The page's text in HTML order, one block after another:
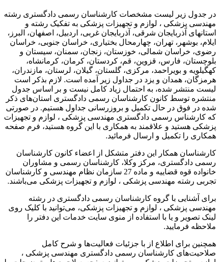
در جدول زیر لیست مشخصات کارشناسان رسمی دادگستری رشته
مهندسی پزشکی ، لوازم و تجهیزات پزشکی به تفکیک رشته و
استانهای آذربایجان شرقی، آذربایجان غربی، اردبیل، اصفهان، البرز،
ایلام، بوشهر، تهران، چهارمحال بختیاری، خراسان جنوبی، خراسان
رضوی، خراسان شمالی، خوزستان، زنجان، سمنان، سیستان و
بلوچستان، فارس، قزوین، قم، کردستان، کرمان، کرمانشاه،
کهگیلویه و بویراحمد، مرکزی، گلستان، گیلان، لرستان، مازندران،
هرمزگان، همدان و یزد در جداول زیر آمده است. لازم بذکر است
لیست منتشر شده، به احتمال زیاد کامل نیست و بر اساس جدول
منتشره توسط کانون کارشناسان رسمی دادگستری استان‌های ذکر
شده در فوق در حال تکمیل و بروزرسانی جداول هستیم. در صورتی
که کارشناس رسمی دادگستری مهندسی پزشکی ، لوازم و تجهیزات
پزشکی هستید و علاقمند به همکاری با این گروه هستید، فرم صفحه
همکاری را تکمیل و ارسال فرمائید.
کارشناسان همکار این دفتر متشکل از اعضاء کانون کارشناسان
رسمی دادگستری، مرکز وکلا، کارشناسان رسمی و مشاوران
خانواده قوه قضاییه و ماده 27 سازمان نظام مهندسی و کارشناسان
تجربی رشته مهندسی پزشکی ، لوازم و تجهیزات پزشکی می‌باشند.
برای آشنایی با گروه کارشناسان رسمی دادگستری در رشته
مهندسی پزشکی ، لوازم و تجهیزات پزشکی، می‌توانید با کلیک روی
لینک تصویر و یا با استفاده از منوی سایت خدمات این دفتر را
ملاحظه فرمایید.
همچنین برای اطلاع از با جزئیات فعالیت‌‌ها و شرح کامل
صلاحیت‌های کارشناسان رسمی دادگستری مهندسی پزشکی ،